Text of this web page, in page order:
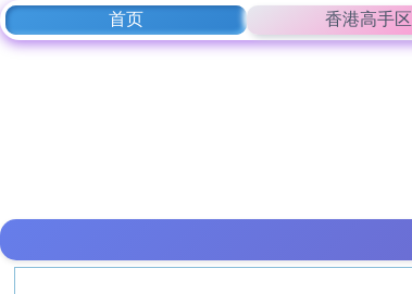
首页 香港高手区